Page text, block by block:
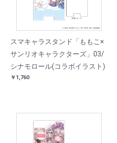
スマキャラスタンド「ももこ×
サンリオキャラクターズ」03/
シナモロール(コラボイラスト)
￥1,760